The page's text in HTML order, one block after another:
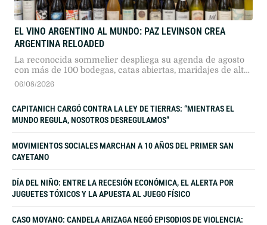
EL VINO ARGENTINO AL MUNDO: PAZ LEVINSON CREA
ARGENTINA RELOADED
La reconocida sommelier despliega su agenda de agosto
con más de 100 bodegas, catas abiertas, maridajes de alta
gama y etiquetas inéditas.
06/08/2026
CAPITANICH CARGÓ CONTRA LA LEY DE TIERRAS: “MIENTRAS EL
MUNDO REGULA, NOSOTROS DESREGULAMOS”
MOVIMIENTOS SOCIALES MARCHAN A 10 AÑOS DEL PRIMER SAN
CAYETANO
DÍA DEL NIÑO: ENTRE LA RECESIÓN ECONÓMICA, EL ALERTA POR
JUGUETES TÓXICOS Y LA APUESTA AL JUEGO FÍSICO
CASO MOYANO: CANDELA ARIZAGA NEGÓ EPISODIOS DE VIOLENCIA: